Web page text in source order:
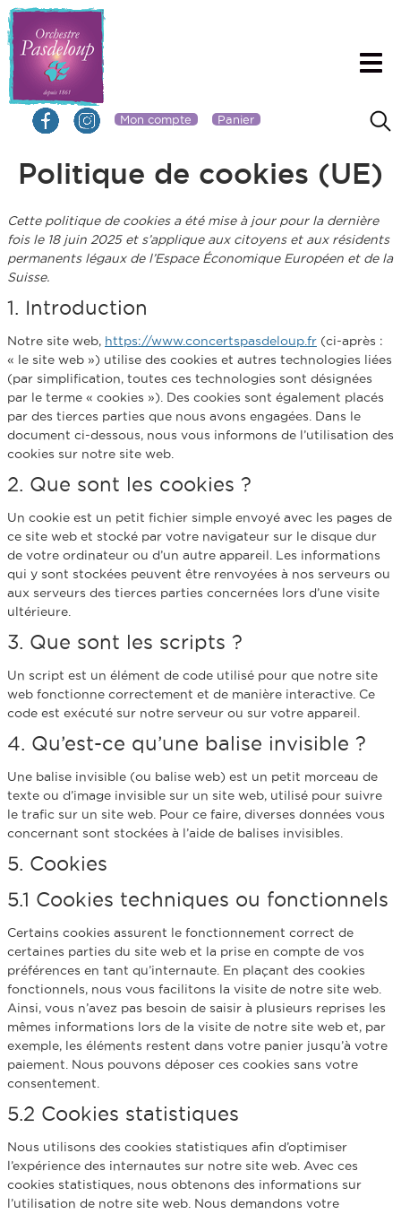
Mon compte Panier
Politique de cookies (UE)
Cette politique de cookies a été mise à jour pour la dernière
fois le 18 juin 2025 et s’applique aux citoyens et aux résidents
permanents légaux de l’Espace Économique Européen et de la
Suisse.
1. Introduction
Notre site web, https://www.concertspasdeloup.fr (ci-après :
« le site web ») utilise des cookies et autres technologies liées
(par simplification, toutes ces technologies sont désignées
par le terme « cookies »). Des cookies sont également placés
par des tierces parties que nous avons engagées. Dans le
document ci-dessous, nous vous informons de l’utilisation des
cookies sur notre site web.
2. Que sont les cookies ?
Un cookie est un petit fichier simple envoyé avec les pages de
ce site web et stocké par votre navigateur sur le disque dur
de votre ordinateur ou d’un autre appareil. Les informations
qui y sont stockées peuvent être renvoyées à nos serveurs ou
aux serveurs des tierces parties concernées lors d’une visite
ultérieure.
3. Que sont les scripts ?
Un script est un élément de code utilisé pour que notre site
web fonctionne correctement et de manière interactive. Ce
code est exécuté sur notre serveur ou sur votre appareil.
4. Qu’est-ce qu’une balise invisible ?
Une balise invisible (ou balise web) est un petit morceau de
texte ou d’image invisible sur un site web, utilisé pour suivre
le trafic sur un site web. Pour ce faire, diverses données vous
concernant sont stockées à l’aide de balises invisibles.
5. Cookies
5.1 Cookies techniques ou fonctionnels
Certains cookies assurent le fonctionnement correct de
certaines parties du site web et la prise en compte de vos
préférences en tant qu’internaute. En plaçant des cookies
fonctionnels, nous vous facilitons la visite de notre site web.
Ainsi, vous n’avez pas besoin de saisir à plusieurs reprises les
mêmes informations lors de la visite de notre site web et, par
exemple, les éléments restent dans votre panier jusqu’à votre
paiement. Nous pouvons déposer ces cookies sans votre
consentement.
5.2 Cookies statistiques
Nous utilisons des cookies statistiques afin d’optimiser
l’expérience des internautes sur notre site web. Avec ces
cookies statistiques, nous obtenons des informations sur
l’utilisation de notre site web. Nous demandons votre